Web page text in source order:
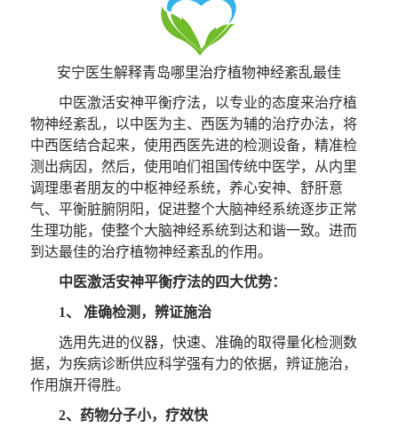
安宁医生解释青岛哪里治疗植物神经紊乱最佳
中医激活安神平衡疗法，以专业的态度来治疗植
物神经紊乱，以中医为主、西医为辅的治疗办法，将
中西医结合起来，使用西医先进的检测设备，精准检
测出病因，然后，使用咱们祖国传统中医学，从内里
调理患者朋友的中枢神经系统，养心安神、舒肝意
气、平衡脏腑阴阳，促进整个大脑神经系统逐步正常
生理功能，使整个大脑神经系统到达和谐一致。进而
到达最佳的治疗植物神经紊乱的作用。
中医激活安神平衡疗法的四大优势：
1、 准确检测，辨证施治
选用先进的仪器，快速、准确的取得量化检测数
据，为疾病诊断供应科学强有力的依据，辨证施治，
作用旗开得胜。
2、药物分子小，疗效快